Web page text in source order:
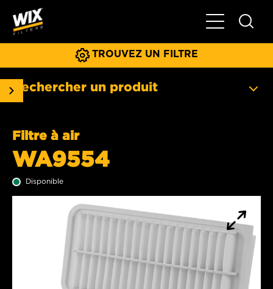
Basculer la
TROUVEZ UN FILTRE
Rechercher un produit
Filtre à air
WA9554
Disponible